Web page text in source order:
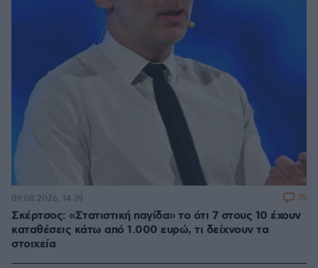
Σκέρτσος: «Στατιστική παγίδα» το ότι 7 στους 10 έχουν
καταθέσεις κάτω από 1.000 ευρώ, τι δείχνουν τα
στοιχεία
09.08.2026, 14:39 75